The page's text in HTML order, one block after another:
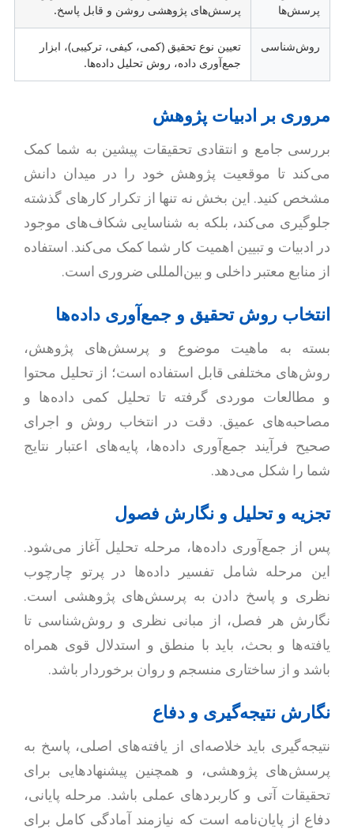
پرسش‌ها
پرسش‌های پژوهشی روشن و قابل پاسخ.
روش‌شناسی
تعیین نوع تحقیق (کمی، کیفی، ترکیبی)، ابزار
جمع‌آوری داده، روش تحلیل داده‌ها.
مروری بر ادبیات پژوهش
بررسی جامع و انتقادی تحقیقات پیشین به شما کمک
می‌کند تا موقعیت پژوهش خود را در میدان دانش
مشخص کنید. این بخش نه تنها از تکرار کارهای گذشته
جلوگیری می‌کند، بلکه به شناسایی شکاف‌های موجود
در ادبیات و تبیین اهمیت کار شما کمک می‌کند. استفاده
از منابع معتبر داخلی و بین‌المللی ضروری است.
انتخاب روش تحقیق و جمع‌آوری داده‌ها
بسته به ماهیت موضوع و پرسش‌های پژوهش،
روش‌های مختلفی قابل استفاده است؛ از تحلیل محتوا
و مطالعات موردی گرفته تا تحلیل کمی داده‌ها و
مصاحبه‌های عمیق. دقت در انتخاب روش و اجرای
صحیح فرآیند جمع‌آوری داده‌ها، پایه‌های اعتبار نتایج
شما را شکل می‌دهد.
تجزیه و تحلیل و نگارش فصول
پس از جمع‌آوری داده‌ها، مرحله تحلیل آغاز می‌شود.
این مرحله شامل تفسیر داده‌ها در پرتو چارچوب
نظری و پاسخ دادن به پرسش‌های پژوهشی است.
نگارش هر فصل، از مبانی نظری و روش‌شناسی تا
یافته‌ها و بحث، باید با منطق و استدلال قوی همراه
باشد و از ساختاری منسجم و روان برخوردار باشد.
نگارش نتیجه‌گیری و دفاع
نتیجه‌گیری باید خلاصه‌ای از یافته‌های اصلی، پاسخ به
پرسش‌های پژوهشی، و همچنین پیشنهادهایی برای
تحقیقات آتی و کاربردهای عملی باشد. مرحله پایانی،
دفاع از پایان‌نامه است که نیازمند آمادگی کامل برای